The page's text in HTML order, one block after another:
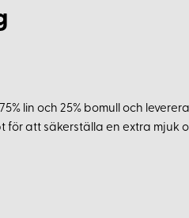
lin och 25% bomull och
att säkerställa en extra mjuk